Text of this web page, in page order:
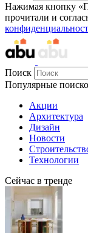
Нажимая кнопку
прочитали и
Поиск
Популярные
Акции
Архитектура
Дизайн
Новости
Технологии
Сейчас в тренде